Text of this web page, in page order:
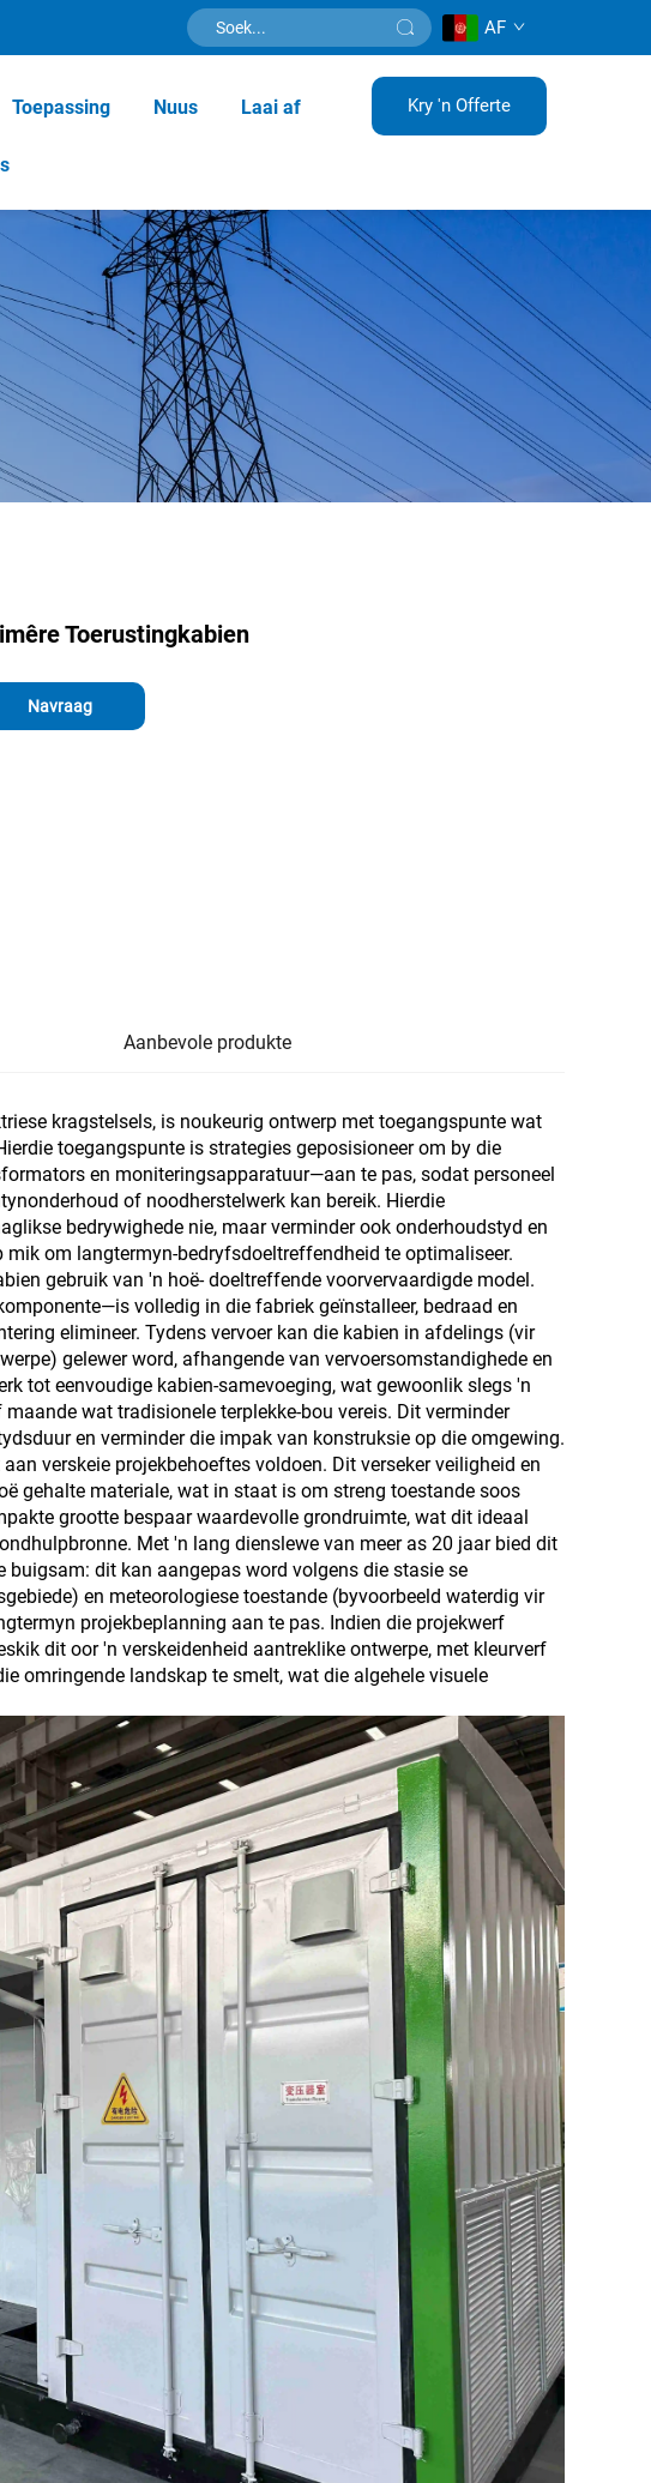
AF
Toepassing Nuus Laai af Kry 'n Offerte
Toerustingkabien
Navraag
Aanbevole produkte
kragstelsels, is noukeurig ontwerp met toegangspunte wat
toegangspunte is strategies geposisioneer om by die
en moniteringsapparatuur—aan te pas, sodat personeel
of noodherstelwerk kan bereik. Hierdie
bedrywighede nie, maar verminder ook onderhoudstyd en
om langtermyn-bedryfsdoeltreffendheid te optimaliseer.
gebruik van 'n hoë- doeltreffende voorvervaardigde model.
volledig in die fabriek geïnstalleer, bedraad en
elimineer. Tydens vervoer kan die kabien in afdelings (vir
gelewer word, afhangende van vervoersomstandighede en
tot eenvoudige kabien-samevoeging, wat gewoonlik slegs 'n
wat tradisionele terplekke-bou vereis. Dit verminder
en verminder die impak van konstruksie op die omgewing.
verskeie projekbehoeftes voldoen. Dit verseker veiligheid en
gehalte materiale, wat in staat is om streng toestande soos
grootte bespaar waardevolle grondruimte, wat dit ideaal
Met 'n lang dienslewe van meer as 20 jaar bied dit
dit kan aangepas word volgens die stasie se
en meteorologiese toestande (byvoorbeeld waterdig vir
projekbeplanning aan te pas. Indien die projekwerf
dit oor 'n verskeidenheid aantreklike ontwerpe, met kleurverf
omringende landskap te smelt, wat die algehele visuele